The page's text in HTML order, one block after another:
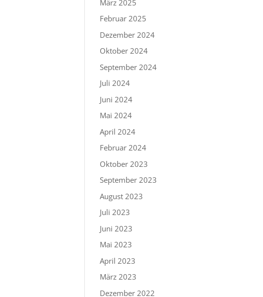
März 2025
Februar 2025
Dezember 2024
Oktober 2024
September 2024
Juli 2024
Juni 2024
Mai 2024
April 2024
Februar 2024
Oktober 2023
September 2023
August 2023
Juli 2023
Juni 2023
Mai 2023
April 2023
März 2023
Dezember 2022